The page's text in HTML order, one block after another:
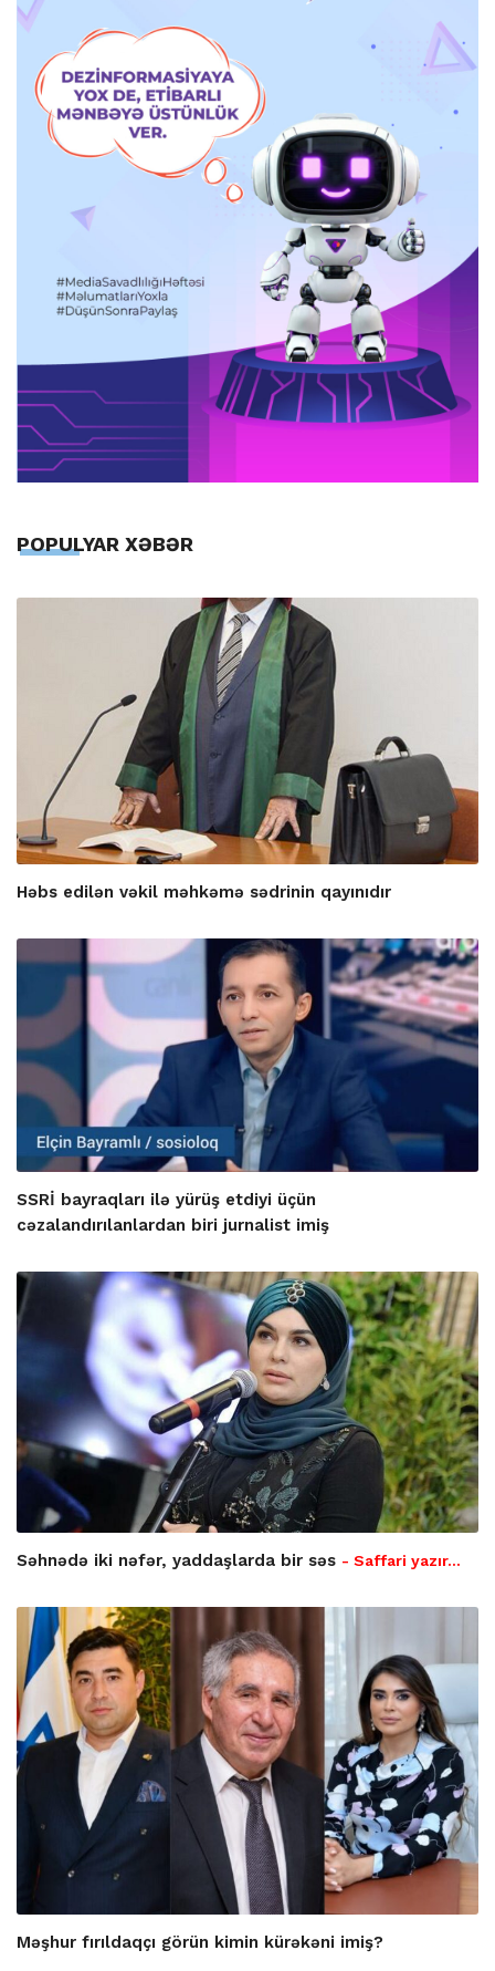
POPULYAR XƏBƏR
Həbs edilən vəkil məhkəmə sədrinin qayınıdır
SSRİ bayraqları ilə yürüş etdiyi üçün
cəzalandırılanlardan biri jurnalist imiş
Səhnədə iki nəfər, yaddaşlarda bir səs - Saffari yazır…
Məşhur fırıldaqçı görün kimin kürəkəni imiş?